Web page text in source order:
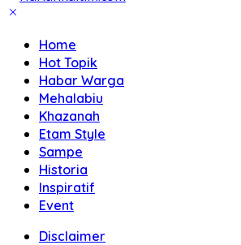
Home
Hot Topik
Habar Warga
Mehalabiu
Khazanah
Etam Style
Sampe
Historia
Inspiratif
Event
Disclaimer